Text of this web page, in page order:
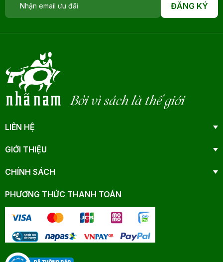
ĐĂNG KÝ
Bởi vì sách là thế giới
LIÊN HỆ
GIỚI THIỆU
CHÍNH SÁCH
PHƯƠNG THỨC THANH TOÁN